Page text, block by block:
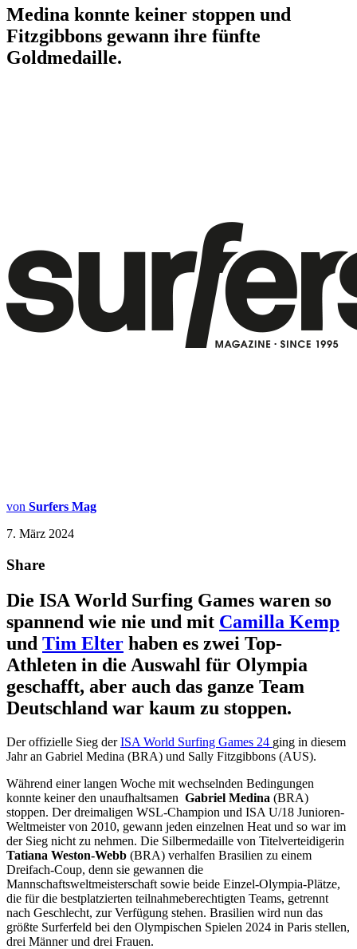
Medina konnte keiner stoppen und
Fitzgibbons gewann ihre fünfte
Goldmedaille.
von Surfers Mag
7. März 2024
Share
Die ISA World Surfing Games waren so
spannend wie nie und mit Camilla Kemp
und Tim Elter haben es zwei Top-
Athleten in die Auswahl für Olympia
geschafft, aber auch das ganze Team
Deutschland war kaum zu stoppen.
Der offizielle Sieg derISA World Surfing Games 24 ging in diesem
Jahr an Gabriel Medina (BRA) und Sally Fitzgibbons (AUS).
Während einer langen Woche mit wechselnden Bedingungen
konnte keiner den unaufhaltsamen Gabriel Medina (BRA)
stoppen. Der dreimaligen WSL-Champion und ISA U/18 Junioren-
Weltmeister von 2010, gewann jeden einzelnen Heat und so war im
der Sieg nicht zu nehmen. Die Silbermedaille von Titelverteidigerin
Tatiana Weston-Webb (BRA) verhalfen Brasilien zu einem
Dreifach-Coup, denn sie gewannen die
Mannschaftsweltmeisterschaft sowie beide Einzel-Olympia-Plätze,
die für die bestplatzierten teilnahmeberechtigten Teams, getrennt
nach Geschlecht, zur Verfügung stehen. Brasilien wird nun das
größte Surferfeld bei den Olympischen Spielen 2024 in Paris stellen,
drei Männer und drei Frauen.